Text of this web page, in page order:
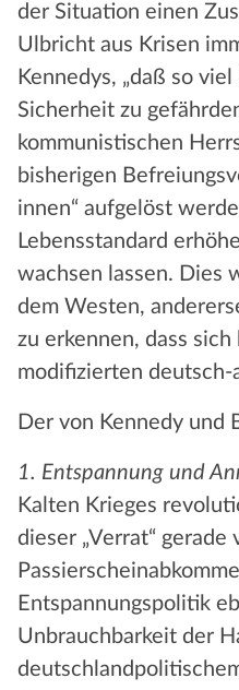
der Situation einen
Ulbricht aus Krisen
Kennedys, „daß so
Sicherheit zu
kommunistischen
bisherigen
innen“ aufgelöst
Lebensstandard
wachsen lassen. Dies
dem Westen,
zu erkennen, dass
modifizierten
Der von Kennedy und
1. Entspannung und
Kalten Krieges
dieser „Verrat“
Entspannungspolitik
Unbrauchbarkeit der